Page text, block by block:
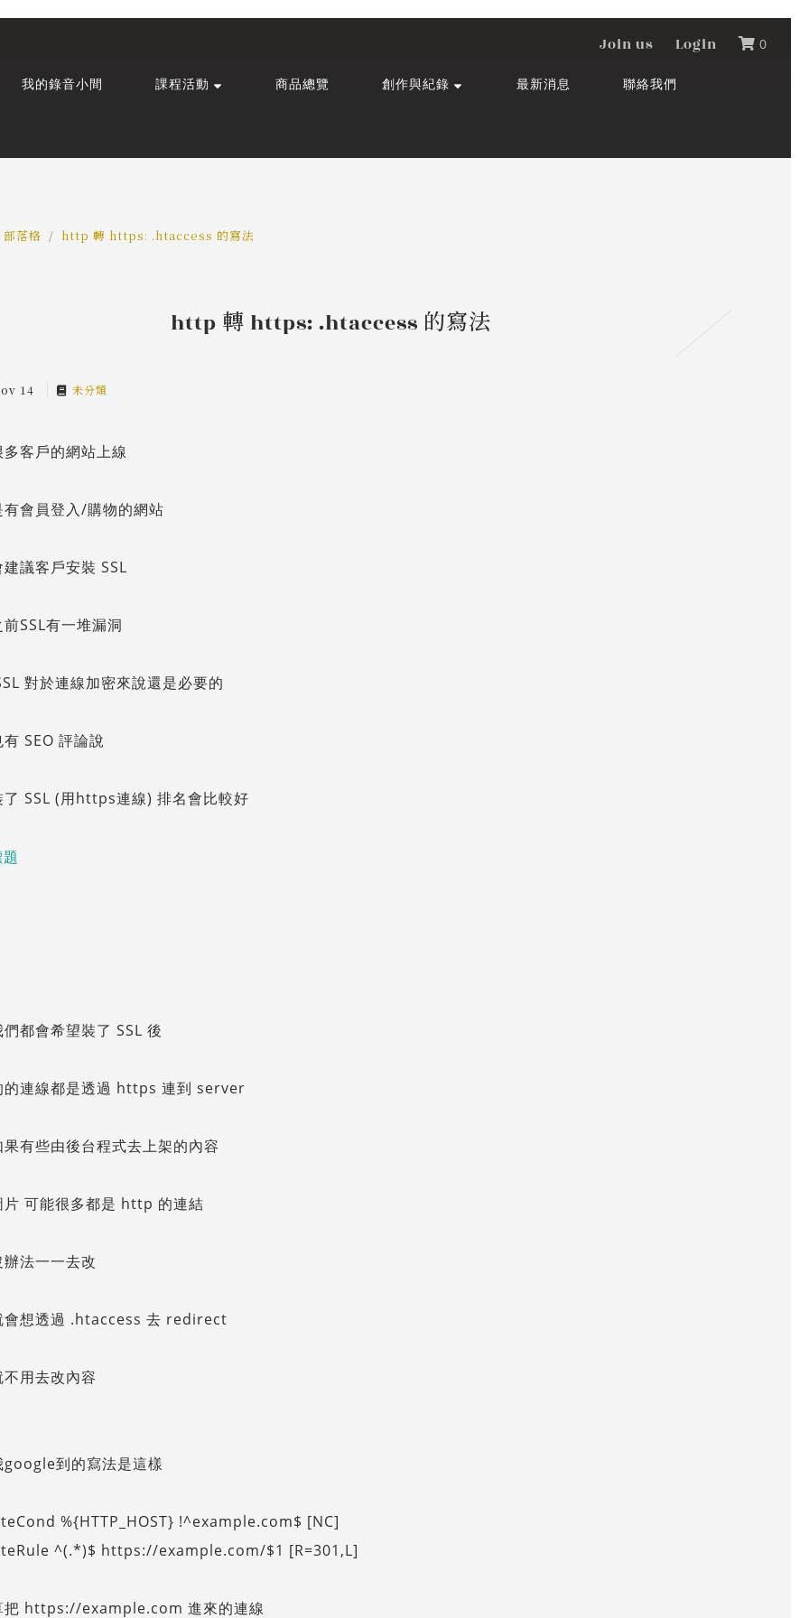
Join us Login 0
我的錄音小間 課程活動 商品總覽 創作與紀錄 最新消息 聯絡我們
部落格 http 轉 https: .htaccess 的寫法
http 轉 https: .htaccess 的寫法
14 未分類
客戶的網站上線
有會員登入/購物的網站
議客戶安裝 SSL
SSL有一堆漏洞
對於連線加密來說還是必要的
SEO 評論說
了 SSL (用https連線) 排名會比較好
都會希望裝了 SSL 後
的連線都是透過 https 連到 server
有些由後台程式去上架的內容
片 可能很多都是 http 的連結
法一一去改
會想透過 .htaccess 去 redirect
用去改內容
google到的寫法是這樣
%{HTTP_HOST} !^example.com$ [NC]
^(.*)$ https://example.com/$1 [R=301,L]
把 https://example.com 進來的連線